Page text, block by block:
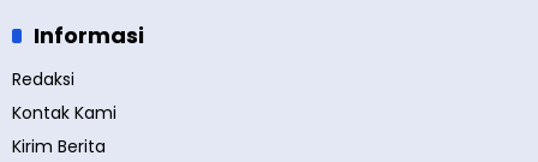
Informasi
Redaksi
Kontak Kami
Kirim Berita